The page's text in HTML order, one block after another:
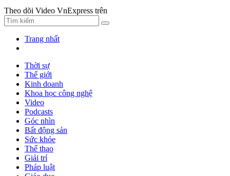
Theo dõi Video VnExpress trên
Trang nhất
Thời sự
Thế giới
Kinh doanh
Khoa học công nghệ
Video
Podcasts
Góc nhìn
Bất động sản
Sức khỏe
Thể thao
Giải trí
Pháp luật